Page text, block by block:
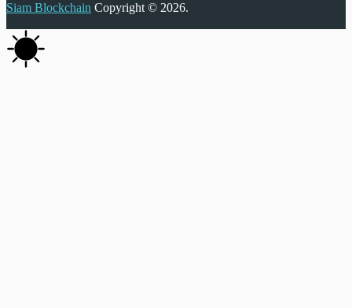
Siam Blockchain Copyright © 2026.